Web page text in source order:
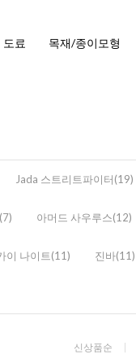
도료 목재/종이모형
Jada 스트리트파이터(19)
아머드 사우루스(12)
이 나이트(11) 진바(11)
신상품순